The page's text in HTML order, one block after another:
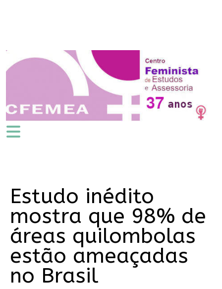
Estudo inédito
mostra que 98% de
áreas quilombolas
estão ameaçadas
no Brasil